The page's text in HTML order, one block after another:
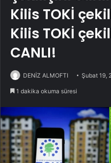
Kilis TOKİ
Kilis TOKİ
CANLI!
DENİZ ALMOFTI Şubat 19,
1 dakika okuma süresi